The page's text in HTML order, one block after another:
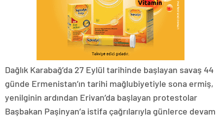
Dağlık Karabağ’da 27 Eylül tarihinde başlayan savaş 44
günde Ermenistan’ın tarihi mağlubiyetiyle sona ermiş,
yenilginin ardından Erivan’da başlayan protestolar
Başbakan Paşinyan’a istifa çağrılarıyla günlerce devam